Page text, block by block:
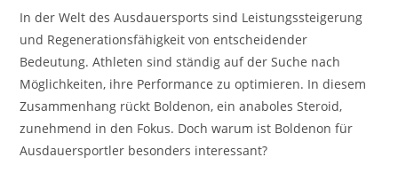
entrada:
In der Welt des Ausdauersports sind Leistungssteigerung
und Regenerationsfähigkeit von entscheidender
Bedeutung. Athleten sind ständig auf der Suche nach
Möglichkeiten, ihre Performance zu optimieren. In diesem
Zusammenhang rückt Boldenon, ein anaboles Steroid,
zunehmend in den Fokus. Doch warum ist Boldenon für
Ausdauersportler besonders interessant?